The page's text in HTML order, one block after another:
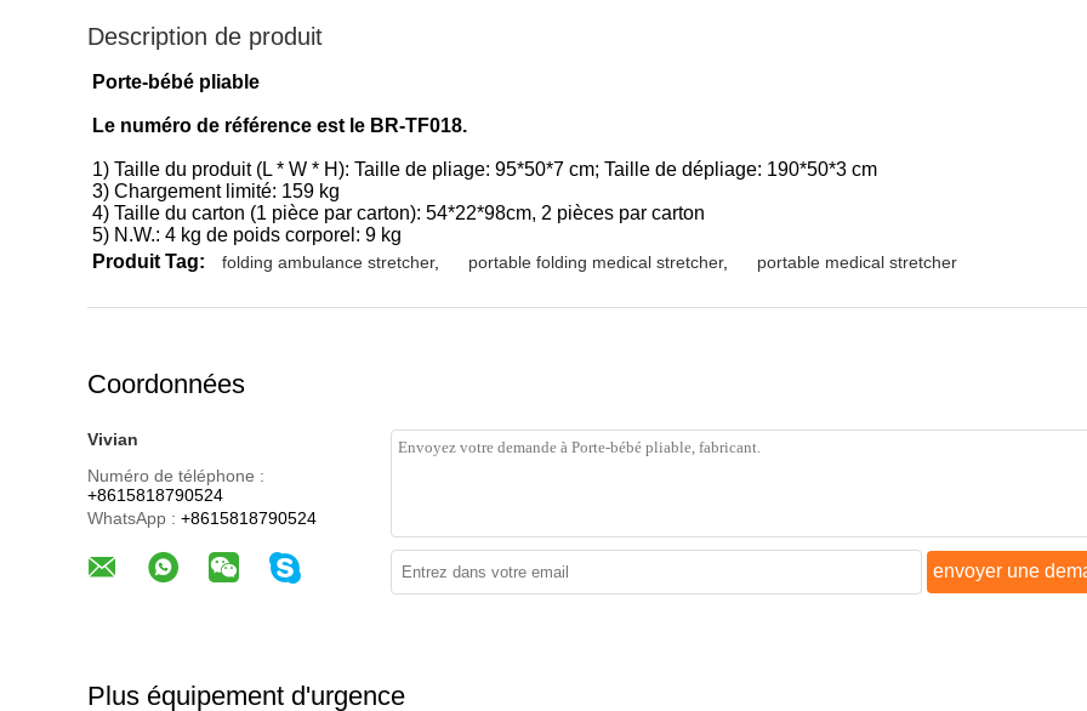
Description de produit
Porte-bébé pliable
Le numéro de référence est le BR-TF018.
1) Taille du produit (L * W * H): Taille de pliage: 95*50*7 cm; Taille de dépliage: 190*50*3 cm
3) Chargement limité: 159 kg
4) Taille du carton (1 pièce par carton): 54*22*98cm, 2 pièces par carton
5) N.W.: 4 kg de poids corporel: 9 kg
Produit Tag:
folding ambulance stretcher, portable folding medical stretcher, portable medical stretcher
Coordonnées
Vivian
Numéro de téléphone :
+8615818790524
WhatsApp : +8615818790524
envoyer une
Plus équipement d'urgence